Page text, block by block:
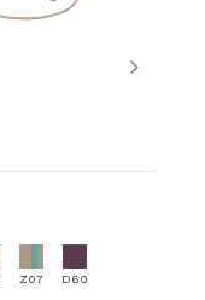
Next
Z07 D60